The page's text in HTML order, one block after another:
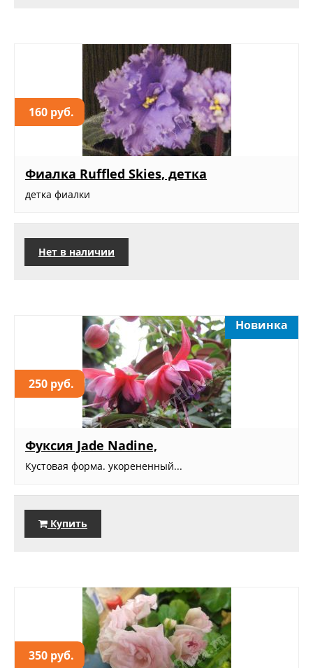
160 руб.
Фиалка Ruffled Skies, детка
детка фиалки
Нет в наличии
250 руб.
Новинка
Фуксия Jade Nadinе,
Кустовая форма. укорененный...
Купить
350 руб.